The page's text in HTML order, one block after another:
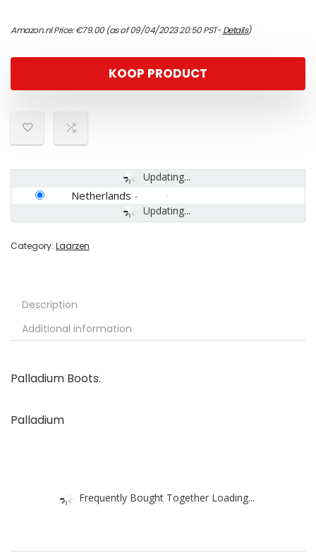
Amazon.nl Price:€79.00(as of 09/04/2023 20:50 PST-Details)
KOOP PRODUCT
Updating...
Updating...
Netherlands -
Category: Laarzen
Description
Additional information
Palladium Boots.
Palladium
Frequently Bought Together Loading...